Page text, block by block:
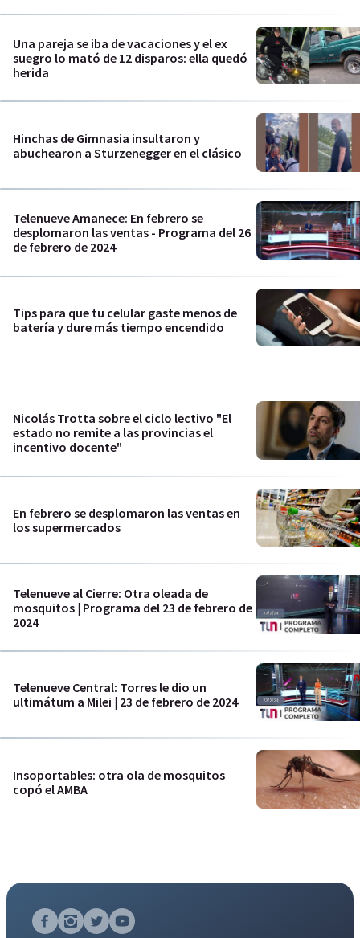
Una pareja se iba de vacaciones y el ex
suegro lo mató de 12 disparos: ella quedó
herida
Hinchas de Gimnasia insultaron y
abuchearon a Sturzenegger en el clásico
Telenueve Amanece: En febrero se
desplomaron las ventas - Programa del 26
de febrero de 2024
Tips para que tu celular gaste menos de
batería y dure más tiempo encendido
Nicolás Trotta sobre el ciclo lectivo "El
estado no remite a las provincias el
incentivo docente"
En febrero se desplomaron las ventas en
los supermercados
Telenueve al Cierre: Otra oleada de
mosquitos | Programa del 23 de febrero de
2024
Telenueve Central: Torres le dio un
ultimátum a Milei | 23 de febrero de 2024
Insoportables: otra ola de mosquitos
copó el AMBA